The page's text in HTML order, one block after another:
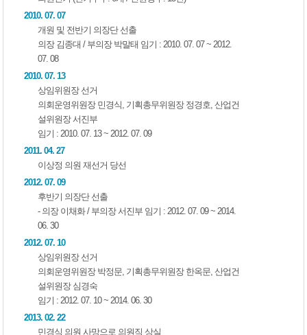
2010. 07. 07
개원 및 전반기 의장단 선출
의장 김종대 / 부의장 박말태 임기 : 2010. 07. 07 ~ 2012.
07. 08
2010. 07. 13
상임위원장 선거
의회운영위원장 민경식, 기획총무위원장 정경호, 산업건
설위원장 서진부
임기 : 2010. 07. 13 ~ 2012. 07. 09
2011. 04. 27
이상정 의원 재선거 당선
2012. 07. 09
후반기 의장단 선출
- 의장 이채화 / 부의장 서진부 임기 : 2012. 07. 09 ~ 2014.
06. 30
2012. 07. 10
상임위원장 선거
의회운영위원장 박정문, 기획총무위원장 한옥문, 산업건
설위원장 심경숙
임기 : 2012. 07. 10 ~ 2014. 06. 30
2013. 02. 22
민경식 의원 사망으로 의원직 상실